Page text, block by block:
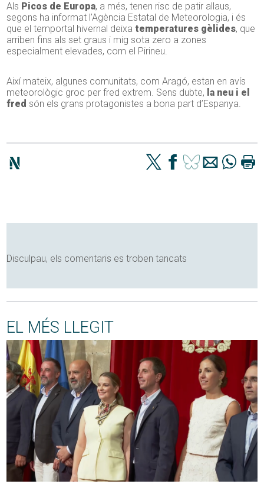
Als Picos de Europa, a més, tenen risc de patir allaus,
segons ha informat l’Agència Estatal de Meteorologia, i és
que el temportal hivernal deixa temperatures gèlides, que
arriben fins als set graus i mig sota zero a zones
especialment elevades, com el Pirineu.
Així mateix, algunes comunitats, com Aragó, estan en avís
meteorològic groc per fred extrem. Sens dubte, la neu i el
fred són els grans protagonistes a bona part d’Espanya.
Disculpau, els comentaris es troben tancats
EL MÉS LLEGIT